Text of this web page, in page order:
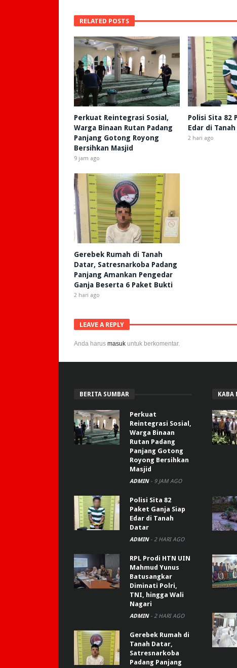
RELATED POSTS
Perkuat Reintegrasi Sosial,
Warga Binaan Rutan Padang
Panjang Gotong Royong
Bersihkan Masjid
9 jam ago
Polisi Sita 82
Edar di
2 hari ago
Gerebek Rumah di Tanah
Datar, Satresnarkoba Padang
Panjang Amankan Pengedar
Ganja Beserta 6 Paket Bukti
2 hari ago
LEAVE A REPLY
Anda harus masuk untuk berkomentar.
BERITA SUMBAR
Perkuat
Reintegrasi Sosial,
Warga Binaan
Rutan Padang
Panjang Gotong
Royong Bersihkan
Masjid
ADMIN - 9 JAM AGO
Polisi Sita 82
Paket Ganja Siap
Edar di Tanah
Datar
ADMIN - 2 HARI AGO
RPL Prodi HTN UIN
Mahmud Yunus
Batusangkar
Diminati Polri,
TNI, hingga Wali
Nagari
ADMIN - 2 HARI AGO
Gerebek Rumah di
Tanah Datar,
Satresnarkoba
Padang Panjang
KABA